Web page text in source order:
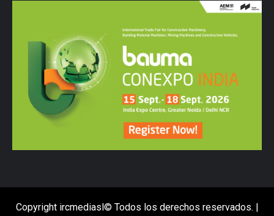
Copyright ircmediasl© Todos los derechos reservados. |